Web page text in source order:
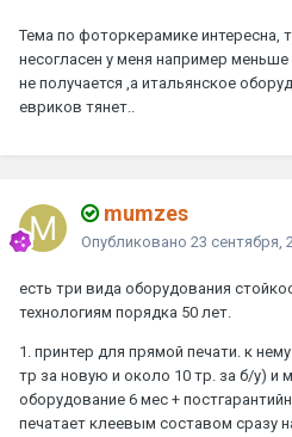
Тема по фоторкерамике интересна,
несогласен у меня например меньше
не получается ,а итальянское
евриков тянет..
mumzes
Опубликовано 23 сентября,
есть три вида оборудования
технологиям порядка 50 лет.
1. принтер для прямой печати. к
тр за новую и около 10 тр. за б/у) и
оборудование 6 мес +
печатает клеевым составом сразу